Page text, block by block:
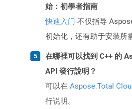
始：初學者指南
快速入门 不仅指导
初始化，还有助于安装所
在哪裡可以找到 C++ 的
API 發行說明？
可以在 Aspose.Total
行说明。